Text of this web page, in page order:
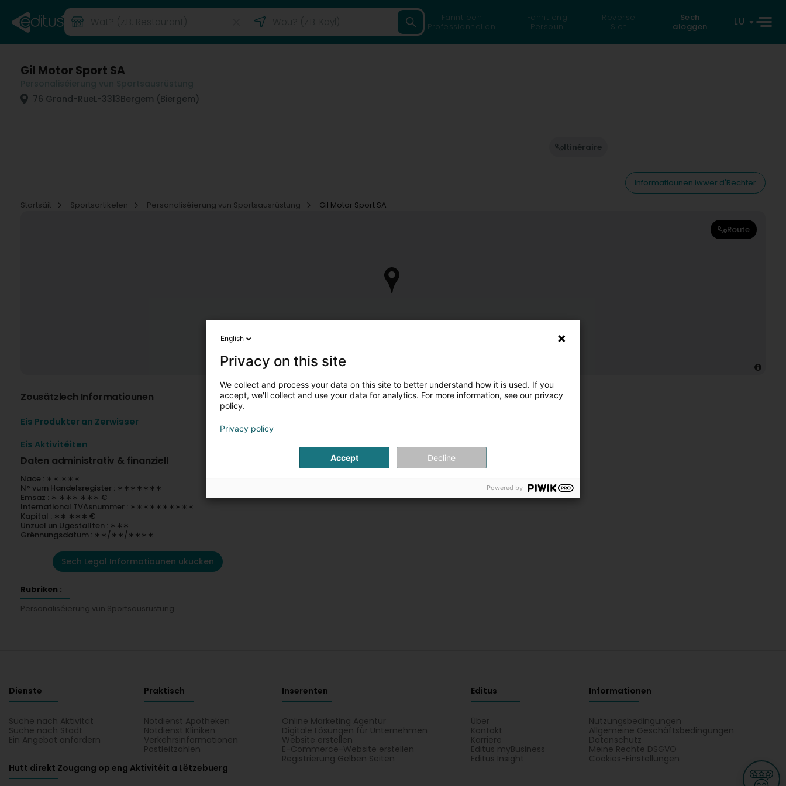
Fannt een
Professionnellen
Fannt eng
Persoun
Reverse
Sich
Sech
aloggen
LU
Gil Motor Sport SA
76 Grand-RueL-3313Bergem (Biergem)
Itinéraire
Informatiounen iwwer d'Rechter
Startsäit
Sportsartikelen Personaliséierung vun Sportsausrüstung Gil Motor Sport SA
Route
Zousätzlech Informatiounen
Eis Produkter an Zerwisser
Eis Aktivitéiten
Daten administrativ & finanziell
Nace : ∗∗.∗∗∗
N° vum Handelsregister : ∗∗∗∗∗∗∗
Ëmsaz : ∗ ∗∗∗ ∗∗∗ €
International TVAsnummer : ∗∗∗∗∗∗∗∗∗∗
Kapital : ∗∗ ∗∗∗ €
Unzuel un Ugestallten : ∗∗∗
Grënnungsdatum : ∗∗/∗∗/∗∗∗∗
Sech Legal Informatiounen ukucken
Rubriken :
Personaliséierung vun Sportsausrüstung
Dienste
Suche nach Aktivität
Suche nach Stadt
Ein Angebot anfordern
Praktisch
Notdienst Apotheken
Notdienst Kliniken
Verkehrsinformationen
Postleitzahlen
Inserenten
Online Marketing Agentur
Digitale Lösungen für Unternehmen
Website erstellen
E-Commerce-Website erstellen
Registrierung Gelben Seiten
Editus
Über
Kontakt
Karriere
Editus myBusiness
Editus Insight
Informationen
Nutzungsbedingungen
Allgemeine Geschäftsbedingungen
Datenschutz
Meine Rechte DSGVO
Cookies-Einstellungen
Hutt direkt Zougang op eng Aktivitéit a Lëtzebuerg
English
Privacy on this site
We collect and process your data on this site to better understand how it is used. If you
accept, we'll collect and use your data for analytics. For more information, see our privacy
policy.
Privacy policy
Accept Decline
Powered by